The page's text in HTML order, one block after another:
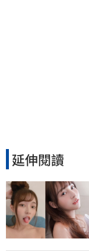
延伸閱讀